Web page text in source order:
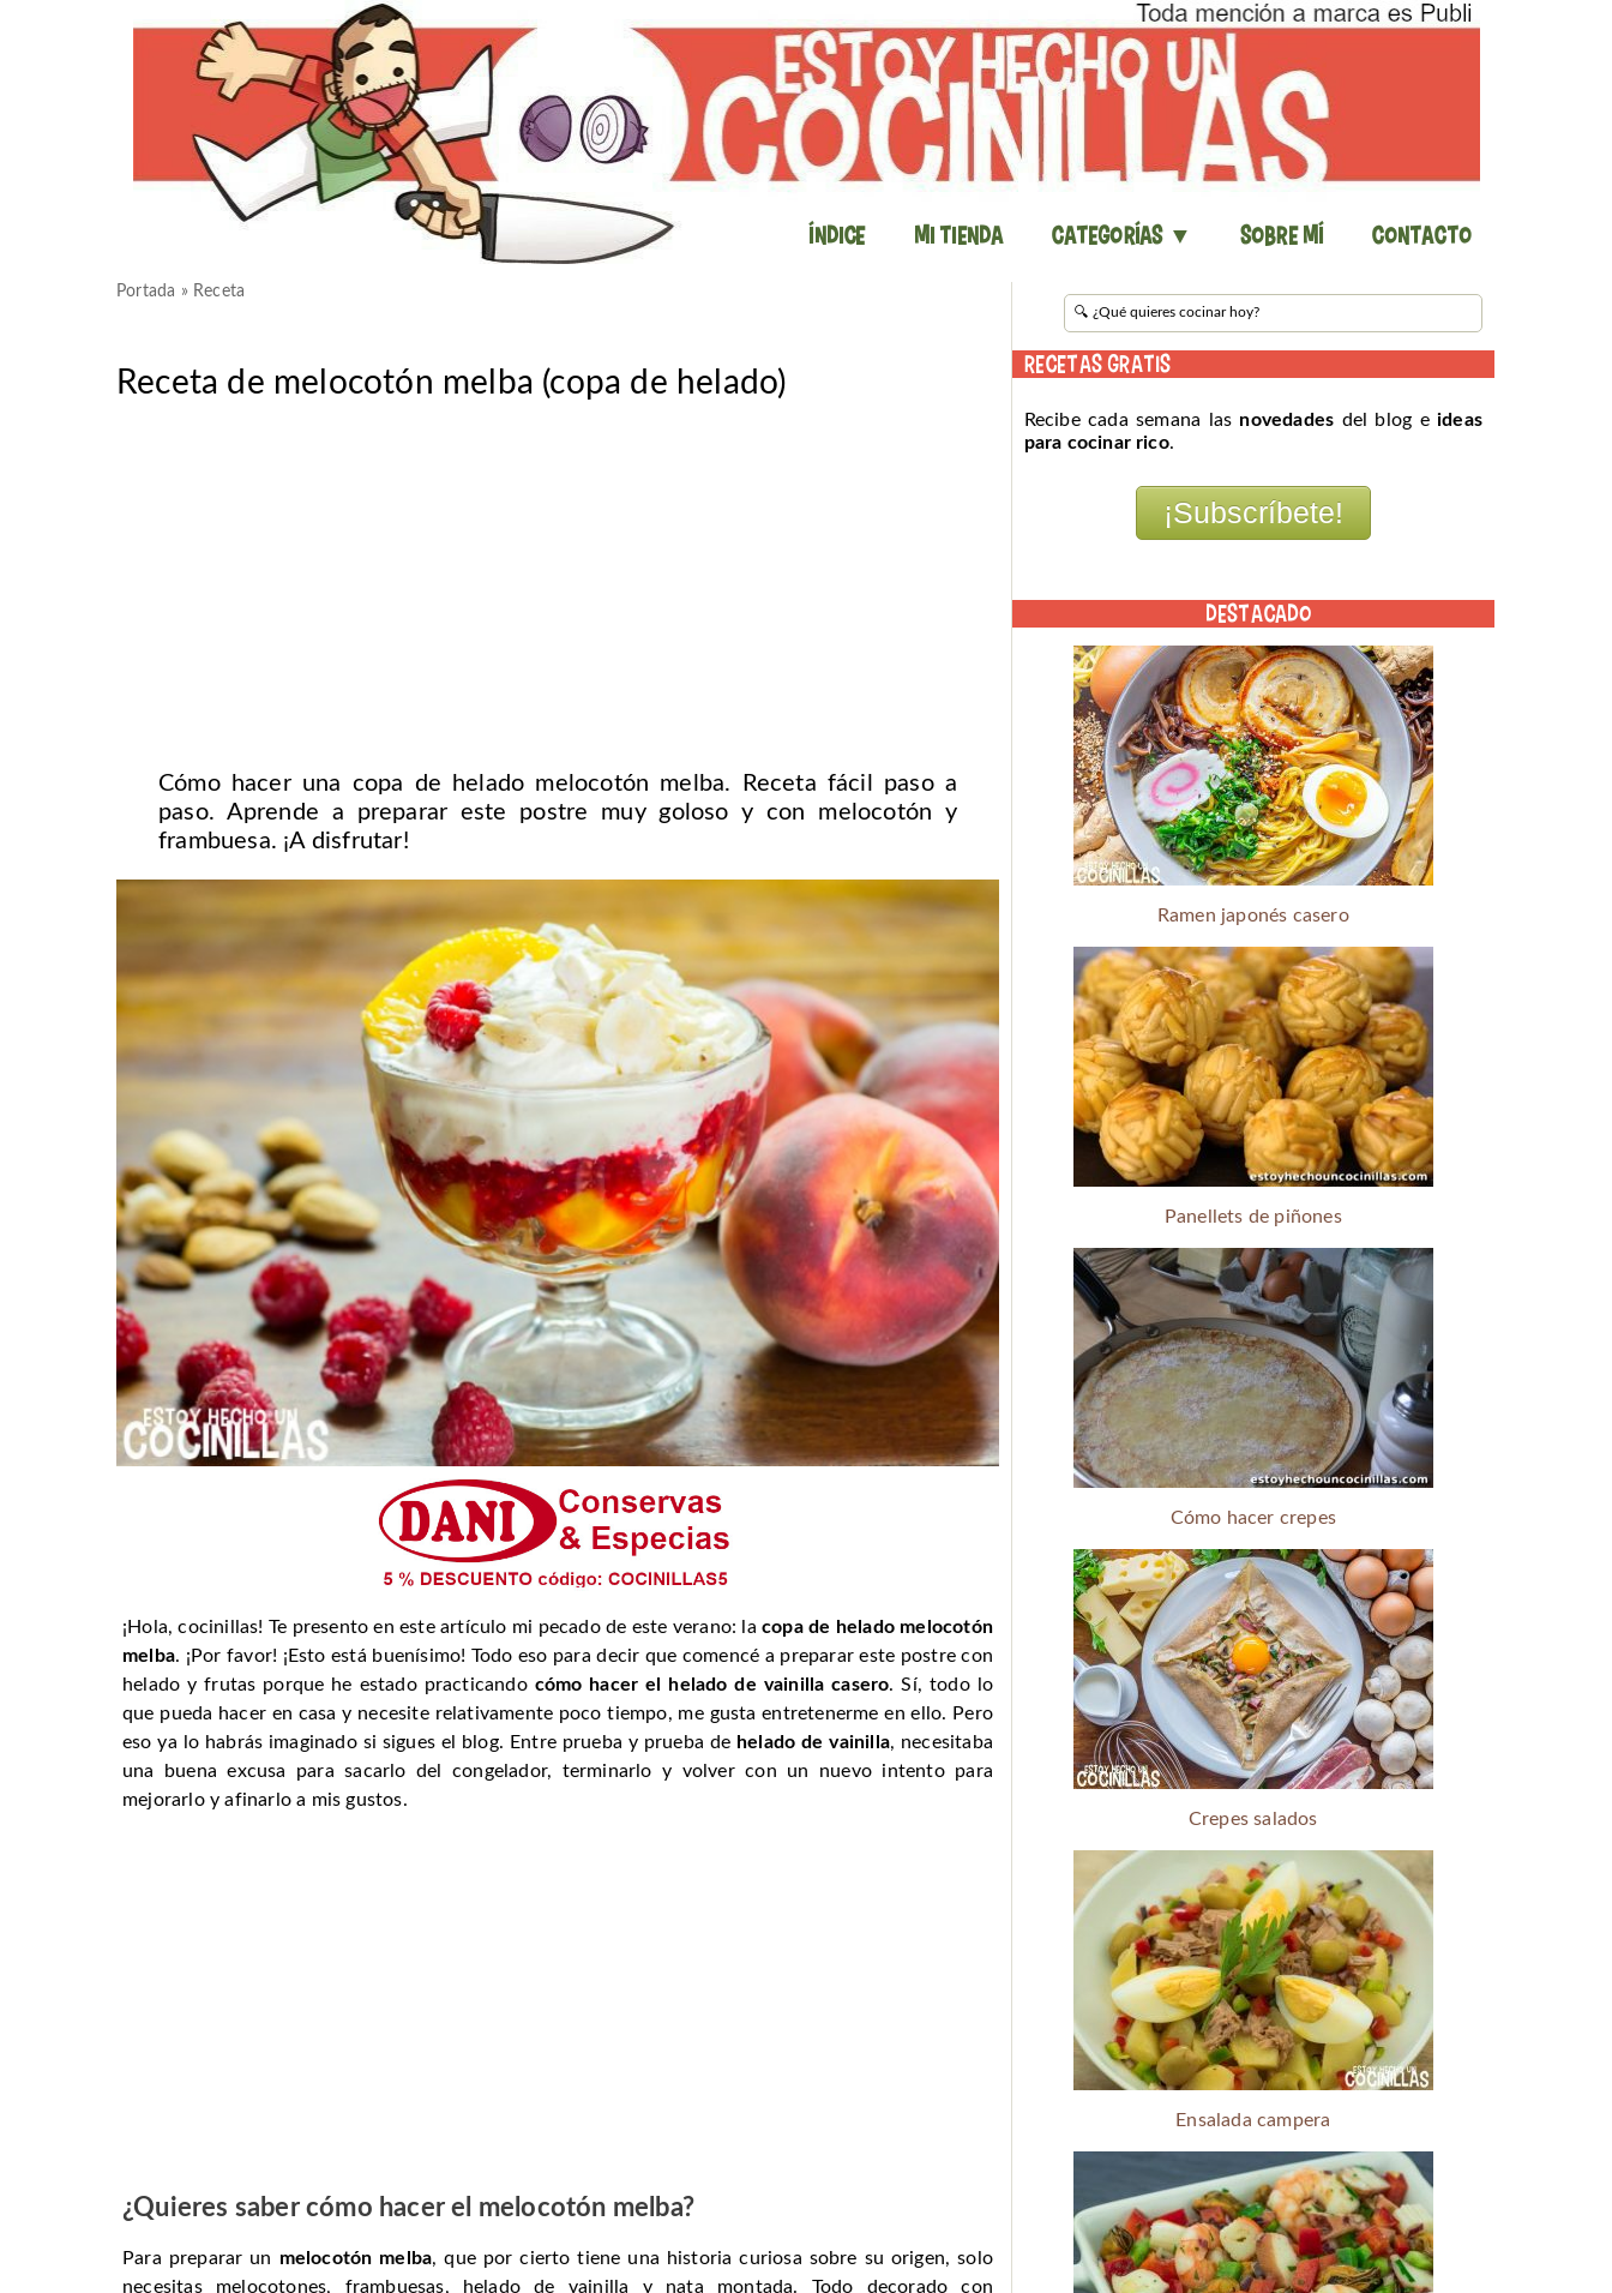
Índice Mi Tienda Categorías ▼ Sobre mí Contacto
Portada » Receta
Receta de melocotón melba (copa de helado)
Cómo hacer una copa de helado melocotón melba. Receta fácil paso a
paso. Aprende a preparar este postre muy goloso y con melocotón y
frambuesa. ¡A disfrutar!
¡Hola, cocinillas! Te presento en este artículo mi pecado de este verano: lacopa de helado melocotón
melba. ¡Por favor! ¡Esto está buenísimo! Todo eso para decir que comencé a preparar este postre con
helado y frutas porque he estado practicando cómo hacer el helado de vainilla casero. Sí, todo lo
que pueda hacer en casa y necesite relativamente poco tiempo, me gusta entretenerme en ello. Pero
eso ya lo habrás imaginado si sigues el blog. Entre prueba y prueba de helado de vainilla, necesitaba
una buena excusa para sacarlo del congelador, terminarlo y volver con un nuevo intento para
mejorarlo y afinarlo a mis gustos.
¿Quieres saber cómo hacer el melocotón melba?
Para preparar un melocotón melba, que por cierto tiene una historia curiosa sobre su origen, solo
necesitas melocotones, frambuesas, helado de vainilla y nata montada. Todo decorado con
RECETAS GRATIS
Recibe cada semana las novedades del blog e ideas
para cocinar rico.
DESTACADO
Ramen japonés casero
Panellets de piñones
Cómo hacer crepes
Crepes salados
Ensalada campera